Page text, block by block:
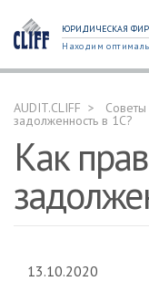
ЮРИДИЧЕСКАЯ
Находим
AUDIT.CLIFF Советы
задолженность в 1С?
Как
13.10.2020